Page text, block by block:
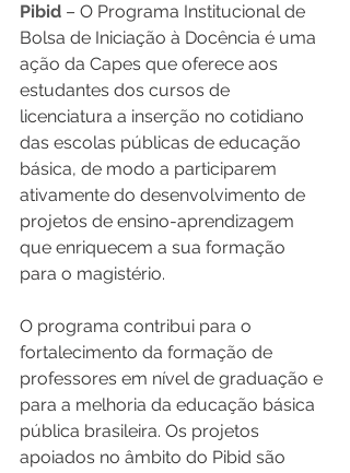
Pibid – O Programa Institucional de
Bolsa de Iniciação à Docência é uma
ação da Capes que oferece aos
estudantes dos cursos de
licenciatura a inserção no cotidiano
das escolas públicas de educação
básica, de modo a participarem
ativamente do desenvolvimento de
projetos de ensino-aprendizagem
que enriquecem a sua formação
para o magistério.
O programa contribui para o
fortalecimento da formação de
professores em nível de graduação e
para a melhoria da educação básica
pública brasileira. Os projetos
apoiados no âmbito do Pibid são